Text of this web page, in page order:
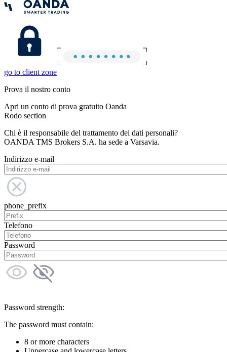
go to client zone
Prova il nostro conto
Apri un conto di prova gratuito Oanda
Rodo section
Chi è il responsabile del trattamento dei dati personali?
OANDA TMS Brokers S.A. ha sede a Varsavia.
Indirizzo e-mail
phone_prefix
Telefono
Password
Password strength:
The password must contain:
8 or more characters